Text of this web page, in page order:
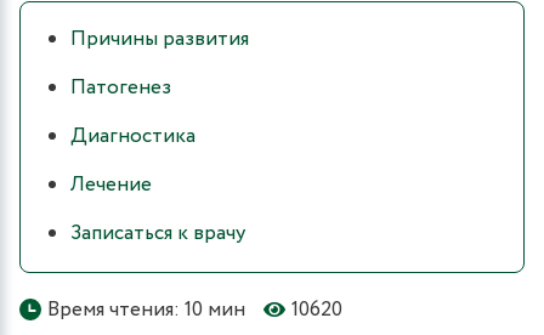
Время чтения: 10 мин
10620
Причины развития
Патогенез
Диагностика
Лечение
Записаться к врачу